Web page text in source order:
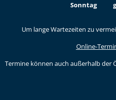
Sonntag
Um lange Wartezeiten zu
Online-
Termine können auch außerhalb der